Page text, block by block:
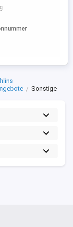
weibliche
anmelden.
Sprache
Sonstige